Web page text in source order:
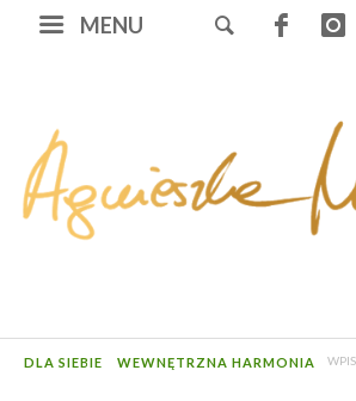
MENU
DLA SIEBIE WEWNĘTRZNA HARMONIA